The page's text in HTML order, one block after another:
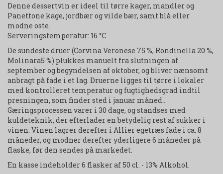
Denne dessertvin er ideel til tørre kager, mandler og
Panettone kage, jordbær og vilde bær, samt blå eller
modne oste.
Serveringstemperatur: 16 °C
De sundeste druer (Corvina Veronese 75 %, Rondinella 20 %,
Molinara5 %) plukkes manuelt fra slutningen af
september og begyndelsen af oktober, og bliver nænsomt
anbragt på fade i et lag. Druerne ligges til tørre i lokaler
med kontrolleret temperatur og fugtighedsgrad indtil
presningen, som finder sted i januar måned..
Gæringsprocessen varer i 30 dage, og standses med
kuldeteknik, der efterlader en betydelig rest af sukker i
vinen. Vinen lagrer derefter i Allier egetræs fade i ca. 8
måneder, og modner derefter yderligere 6 måneder på
flaske, før den sendes på markedet.
En kasse indeholder 6 flasker af 50 cl. - 13% Alkohol.